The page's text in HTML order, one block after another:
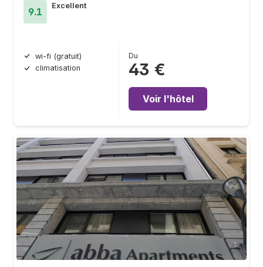
9.1
Excellent
wi-fi (gratuit)
climatisation
Du
43 €
Voir l'hôtel